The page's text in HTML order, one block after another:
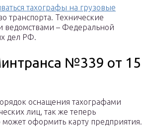
тахографы на грузовые
транспорта. Технические
ведомствами – Федеральной
дел РФ.
№339 от 15
оснащения тахографами
лиц, так же теперь
оформить карту предприятия.